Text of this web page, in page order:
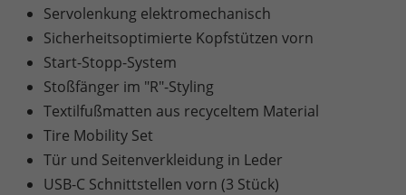
Servolenkung elektromechanisch
Sicherheitsoptimierte Kopfstützen vorn
Start-Stopp-System
Stoßfänger im "R"-Styling
Textilfußmatten aus recyceltem Material
Tire Mobility Set
Tür und Seitenverkleidung in Leder
USB-C Schnittstellen vorn (3 Stück)